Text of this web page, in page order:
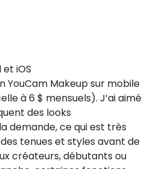
iOS
YouCam Makeup sur mobile
à 6 $ mensuels). J’ai aimé
des looks
demande, ce qui est très
tenues et styles avant de
créateurs, débutants ou